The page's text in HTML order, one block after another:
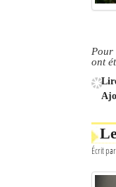
Connexion
Pour
ont
Écrit par